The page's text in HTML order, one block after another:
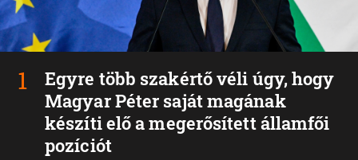
Egyre több szakértő véli úgy, hogy
Magyar Péter saját magának
készíti elő a megerősített államfői
pozíciót